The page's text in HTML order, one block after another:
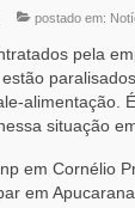
postado em:
pela
alimentação.
situação
em Cornélio
em